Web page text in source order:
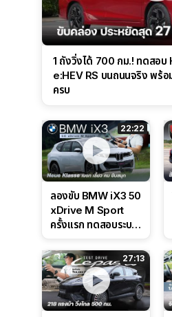
1 ถังวิ่งได้ 700 กม.! ทดสอ
e:HEV RS บนถนนจริง พร้อ
ครบ
22:22
ลองขับ BMW iX3 50
xDrive M Sport
ครั้งแรก ทดสอบระบบ
Performance แบบ
จัดเต็มในสนาม
27:13